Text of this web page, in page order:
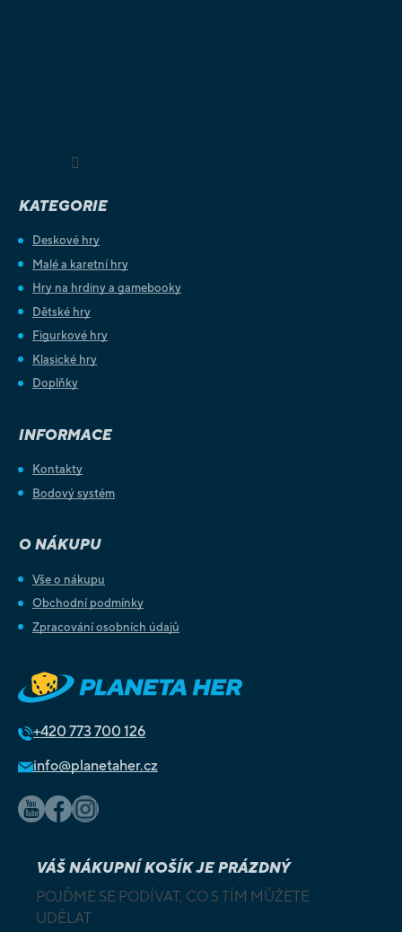
KATEGORIE
Deskové hry
Malé a karetní hry
Hry na hrdiny a gamebooky
Dětské hry
Figurkové hry
Klasické hry
Doplňky
INFORMACE
Kontakty
Bodový systém
O NÁKUPU
Vše o nákupu
Obchodní podmínky
Zpracování osobních údajů
+420 773 700 126
info@planetaher.cz
VÁŠ NÁKUPNÍ KOŠÍK JE PRÁZDNÝ
POJĎME SE PODÍVAT, CO S TÍM MŮŽETE
UDĚLAT